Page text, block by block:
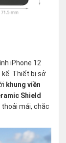
iPhone 12
kế. Thiết bị sở
khung viền
Shield
mái, chắc